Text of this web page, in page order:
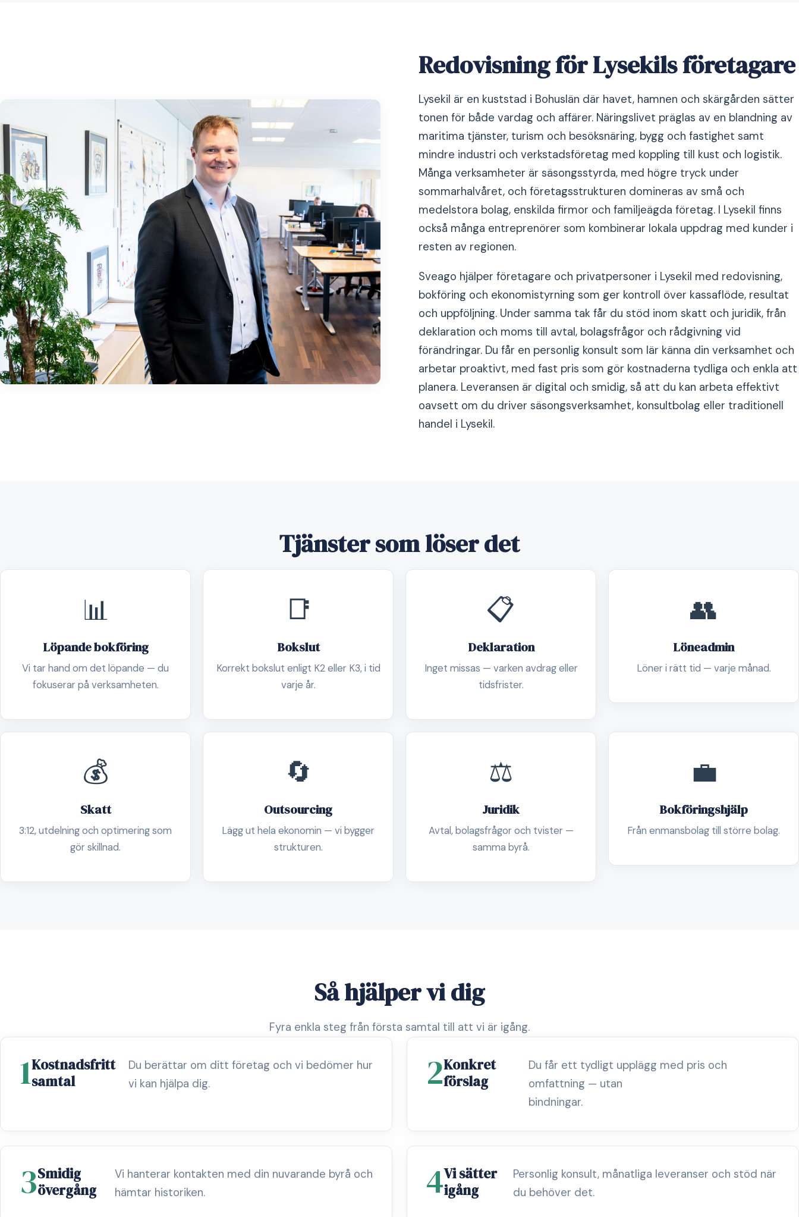
Redovisning för Lysekils företagare
Lysekil är en kuststad i Bohuslän där havet, hamnen och skärgården sätter
tonen för både vardag och affärer. Näringslivet präglas av en blandning av
maritima tjänster, turism och besöksnäring, bygg och fastighet samt
mindre industri och verkstadsföretag med koppling till kust och logistik.
Många verksamheter är säsongsstyrda, med högre tryck under
sommarhalvåret, och företagsstrukturen domineras av små och
medelstora bolag, enskilda firmor och familjeägda företag. I Lysekil finns
också många entreprenörer som kombinerar lokala uppdrag med kunder i
resten av regionen.
Sveago hjälper företagare och privatpersoner i Lysekil med redovisning,
bokföring och ekonomistyrning som ger kontroll över kassaflöde, resultat
och uppföljning. Under samma tak får du stöd inom skatt och juridik, från
deklaration och moms till avtal, bolagsfrågor och rådgivning vid
förändringar. Du får en personlig konsult som lär känna din verksamhet och
arbetar proaktivt, med fast pris som gör kostnaderna tydliga och enkla att
planera. Leveransen är digital och smidig, så att du kan arbeta effektivt
oavsett om du driver säsongsverksamhet, konsultbolag eller traditionell
handel i Lysekil.
Tjänster som löser det
📊
Löpande bokföring
Vi tar hand om det löpande — du
fokuserar på verksamheten.
📑
Bokslut
Korrekt bokslut enligt K2 eller K3, i tid
varje år.
📋
Deklaration
Inget missas — varken avdrag eller
tidsfrister.
👥
Löneadmin
Löner i rätt tid — varje månad.
💰
Skatt
3:12, utdelning och optimering som
gör skillnad.
🔄
Outsourcing
Lägg ut hela ekonomin — vi bygger
strukturen.
⚖️
Juridik
Avtal, bolagsfrågor och tvister —
samma byrå.
💼
Bokföringshjälp
Från enmansbolag till större bolag.
Så hjälper vi dig
Fyra enkla steg från första samtal till att vi är igång.
1Kostnadsfritt
samtal
Du berättar om ditt företag och vi bedömer hur
vi kan hjälpa dig.
2Konkret
förslag
Du får ett tydligt upplägg med pris och
omfattning — utan
bindningar.
3Smidig
övergång
Vi hanterar kontakten med din nuvarande byrå och
hämtar historiken.
4Vi sätter
igång
Personlig konsult, månatliga leveranser och stöd när
du behöver det.